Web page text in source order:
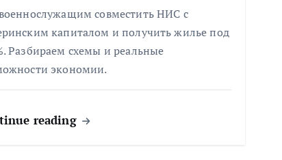
совместить НИС с
капиталом и получить жилье под
Разбираем схемы и реальные
экономии.
reading